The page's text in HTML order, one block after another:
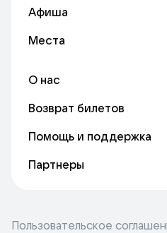
Афиша
Места
О нас
Возврат билетов
Помощь и поддержка
Партнеры
Пользовательское